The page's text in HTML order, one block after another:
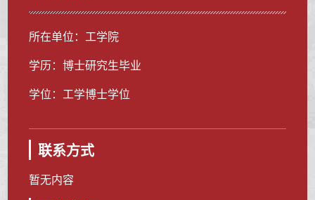
所在单位：工学院
学历：博士研究生毕业
学位：工学博士学位
联系方式
暂无内容